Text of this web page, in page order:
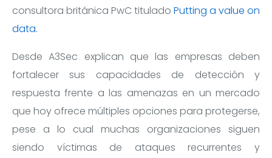
consultora británica PwC titulado Putting a value on
data.
Desde A3Sec explican que las empresas deben
fortalecer sus capacidades de detección y
respuesta frente a las amenazas en un mercado
que hoy ofrece múltiples opciones para protegerse,
pese a lo cual muchas organizaciones siguen
siendo víctimas de ataques recurrentes y